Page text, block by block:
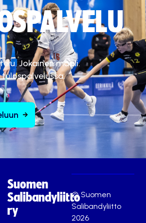
Jokainen maali.
Suomen
Salibandyliitto
ry
© Suomen
Salibandyliitto
2026